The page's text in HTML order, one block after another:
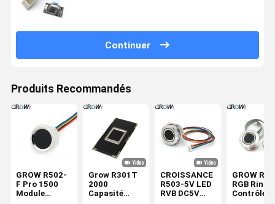
Continuer
Produits Recommandés
GROW R502-
F Pro 1500
Module
Grow R301T
2000
Capasité
CROISSANCE
R503-5V LED
RVB DC5V
GROW
RGB Ring
Contrôle